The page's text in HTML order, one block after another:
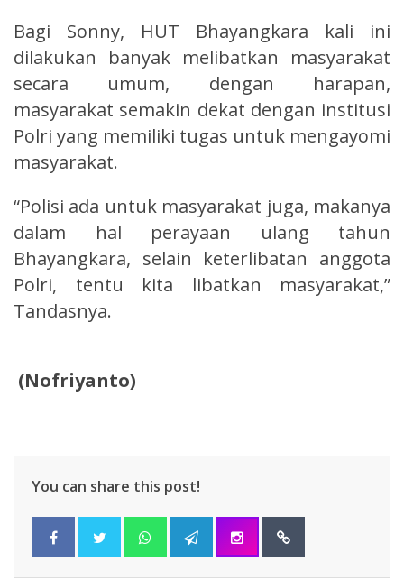
Bagi Sonny, HUT Bhayangkara kali ini
dilakukan banyak melibatkan masyarakat
secara umum, dengan harapan,
masyarakat semakin dekat dengan institusi
Polri yang memiliki tugas untuk mengayomi
masyarakat.
“Polisi ada untuk masyarakat juga, makanya
dalam hal perayaan ulang tahun
Bhayangkara, selain keterlibatan anggota
Polri, tentu kita libatkan masyarakat,”
Tandasnya.
(Nofriyanto)
You can share this post!